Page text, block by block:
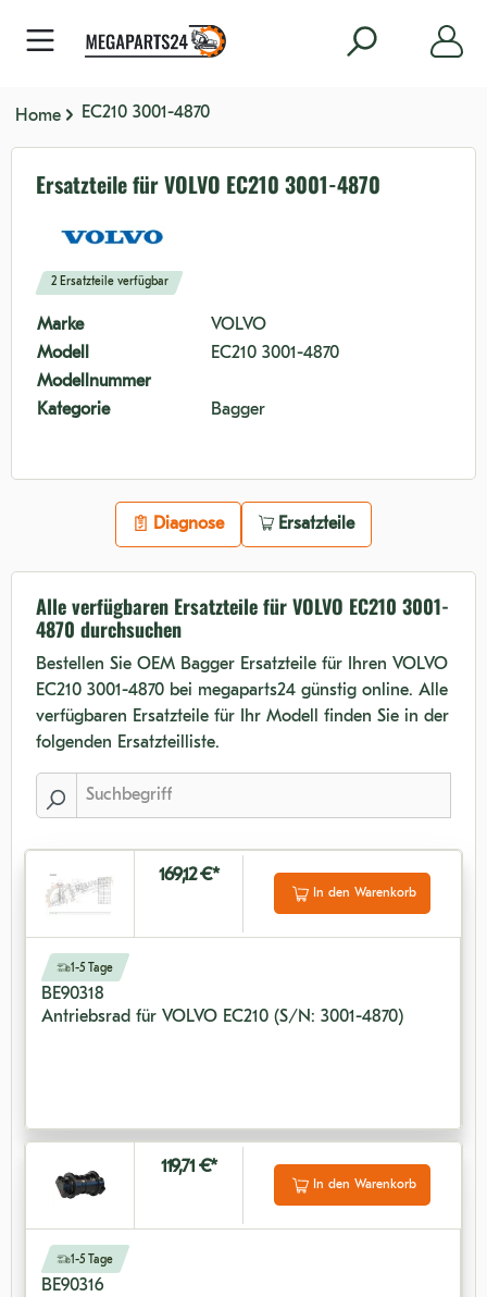
Home EC210 3001-4870
Ersatzteile für VOLVO EC210 3001-4870
2 Ersatzteile verfügbar
Marke
VOLVO
Modell
EC210 3001-4870
Modellnummer
Kategorie
Bagger
Diagnose Ersatzteile
Alle verfügbaren Ersatzteile für VOLVO EC210 3001-
4870 durchsuchen
Bestellen Sie OEM Bagger Ersatzteile für Ihren VOLVO
EC210 3001-4870 bei megaparts24 günstig online. Alle
verfügbaren Ersatzteile für Ihr Modell finden Sie in der
folgenden Ersatzteilliste.
169,12 €*
In den Warenkorb
1-5 Tage
BE90318
Antriebsrad für VOLVO EC210 (S/N: 3001-4870)
119,71 €*
In den Warenkorb
1-5 Tage
BE90316